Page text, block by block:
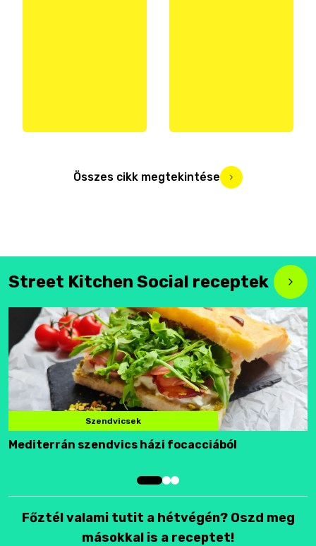
Összes cikk megtekintése
Street Kitchen Social receptek
Szendvicsek
Mediterrán szendvics házi focacciából
Főztél valami tutit a hétvégén? Oszd meg
másokkal is a receptet!